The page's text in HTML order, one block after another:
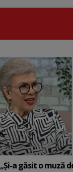
„Și-a găsit o muză